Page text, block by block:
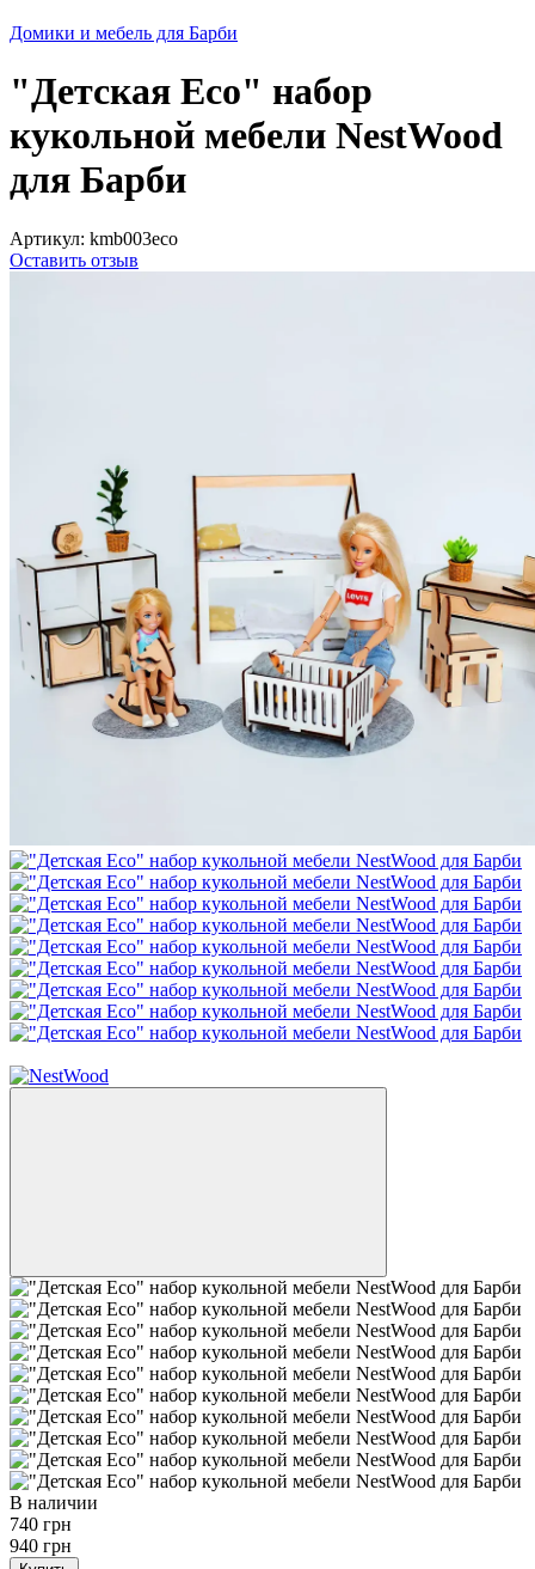
Домики и мебель для Барби
"Детская Eco" набор
кукольной мебели NestWood
для Барби
Артикул: kmb003eco
Оставить отзыв
В наличии
740 грн
940 грн